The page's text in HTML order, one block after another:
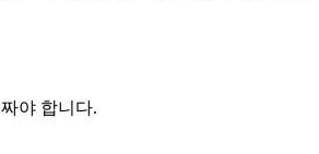
야 합니다.